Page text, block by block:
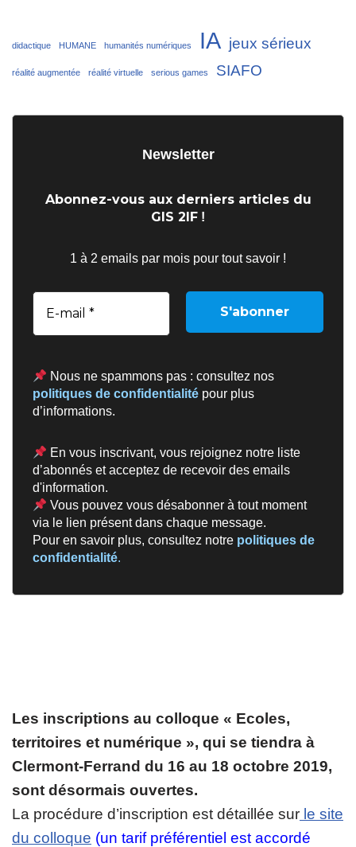
didactique HUMANE humanités numériques IA jeux sérieux
réalité augmentée réalité virtuelle serious games SIAFO
Newsletter
Abonnez-vous aux derniers articles du
GIS 2IF !
1 à 2 emails par mois pour tout savoir !
Nous ne spammons pas : consultez nos
politiques de confidentialité pour plus
d’informations.
En vous inscrivant, vous rejoignez notre liste
d’abonnés et acceptez de recevoir des emails
d'information.
Vous pouvez vous désabonner à tout moment
via le lien présent dans chaque message.
Pour en savoir plus, consultez notre politiques de
confidentialité.
Les inscriptions au colloque « Ecoles,
territoires et numérique », qui se tiendra à
Clermont-Ferrand du 16 au 18 octobre 2019,
sont désormais ouvertes.
La procédure d’inscription est détaillée sur le site
du colloque (un tarif préférentiel est accordé